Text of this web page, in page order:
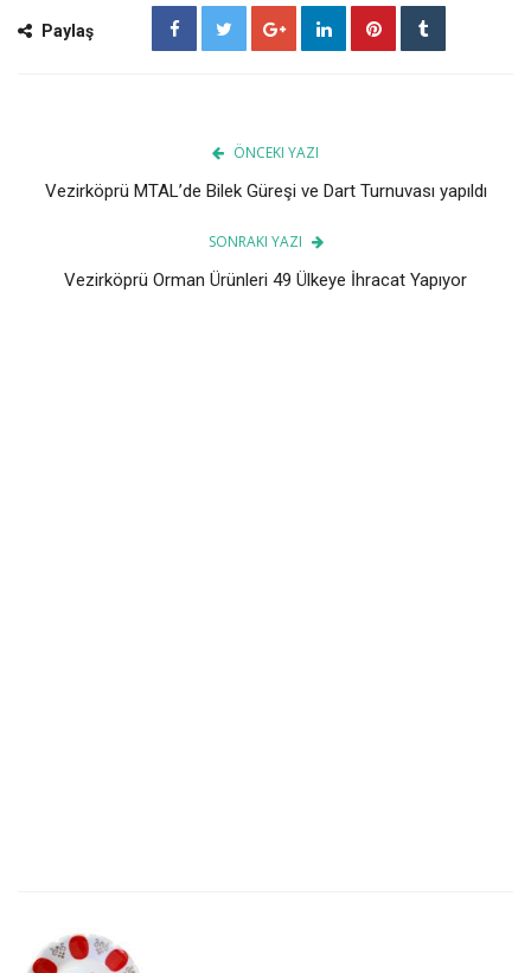
Paylaş
ÖNCEKI YAZI
Vezirköprü MTAL’de Bilek Güreşi ve Dart Turnuvası yapıldı
SONRAKI YAZI
Vezirköprü Orman Ürünleri 49 Ülkeye İhracat Yapıyor